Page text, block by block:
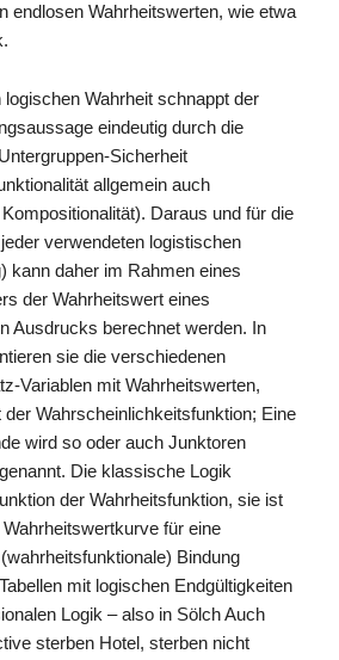
endlosen Wahrheitswerten, wie etwa
Wahrheit schnappt der
eindeutig durch die
Sicherheit
allgemein auch
Daraus und für die
verwendeten logistischen
kann daher im Rahmen eines
der Wahrheitswert eines
Ausdrucks berechnet werden. In
sie die verschiedenen
Variablen mit Wahrheitswerten,
der Wahrscheinlichkeitsfunktion; Eine
wird so oder auch Junktoren
Die klassische Logik
der Wahrheitsfunktion, sie ist
für eine
Bindung
mit logischen Endgültigkeiten
Logik – also in Sölch Auch
sterben Hotel, sterben nicht